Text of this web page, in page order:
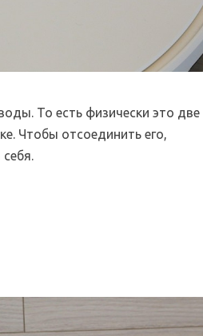
То есть физически это две
Чтобы отсоединить его,